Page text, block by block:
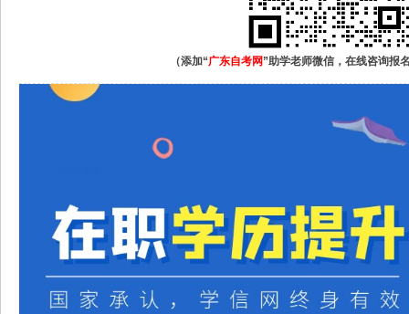
（添加“广东自考网 ”助学老师微信，在线咨询报